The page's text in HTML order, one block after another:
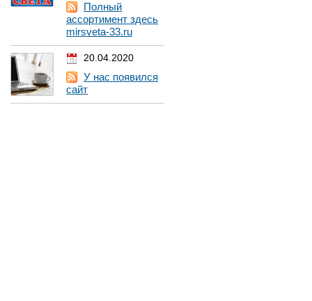
Полный
ассортимент здесь
mirsveta-33.ru
20.04.2020
У нас появился
сайт